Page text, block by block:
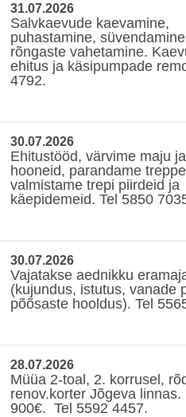
31.07.2026
Salvkaevude kaevamine,
puhastamine,
rõngaste vahetamine.
ehitus ja käsipumpade
4792.
30.07.2026
Ehitustööd, värvime maju
hooneid, parandame
valmistame trepi piirdeid ja
käepidemeid. Tel 5850
30.07.2026
Vajatakse aednikku
(kujundus, istutus, vanade
põõsaste hooldus). Tel
28.07.2026
Müüa 2-toal, 2. korrusel,
renov.korter Jõgeva linnas.
900€. Tel 5592 4457.